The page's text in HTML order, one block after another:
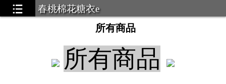
春桃棉花糖衣e
所有商品
所有商品